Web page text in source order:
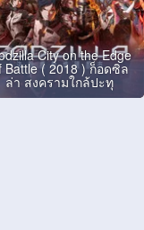
City on the Edge
Battle ( 2018 ) ก็อดซิล
ล่า สงครามใกล้ปะทุ